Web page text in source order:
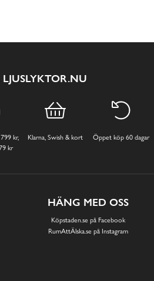
LJUSLYKTOR.NU
kr,
kr
Klarna, Swish & kort Öppet köp 60 dagar
HÄNG MED OSS
Köpstaden.se på Facebook
RumAttÄlska.se på Instagram